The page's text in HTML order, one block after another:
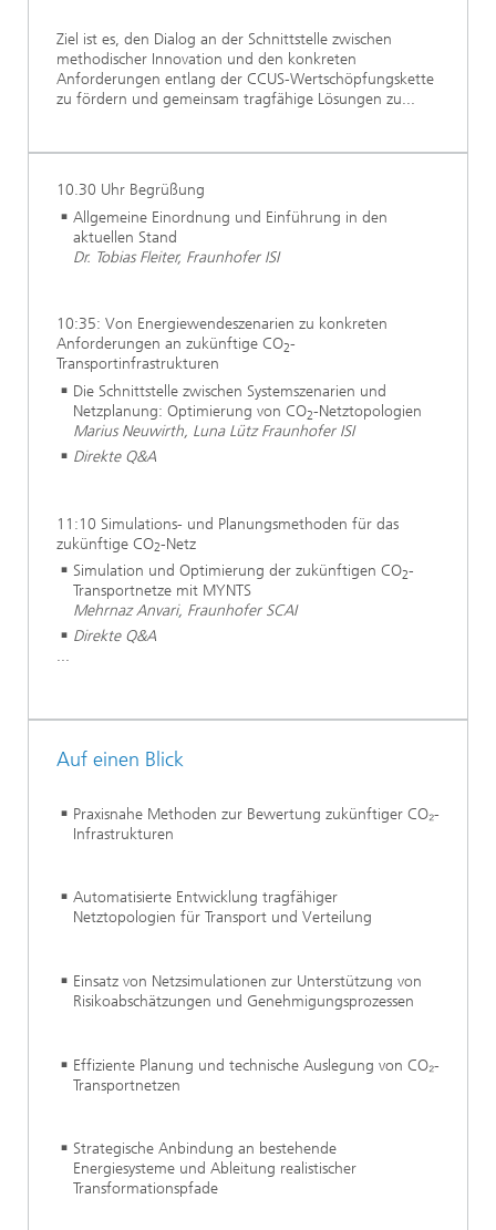
Ziel ist es, den Dialog an der Schnittstelle zwischen
methodischer Innovation und den konkreten
Anforderungen entlang der CCUS-Wertschöpfungskette
zu fördern und gemeinsam tragfähige Lösungen zu...
10.30 Uhr Begrüßung
Allgemeine Einordnung und Einführung in den
aktuellen Stand
Dr. Tobias Fleiter, Fraunhofer ISI
10:35: Von Energiewendeszenarien zu konkreten
Anforderungen an zukünftige CO2-
Transportinfrastrukturen
Die Schnittstelle zwischen Systemszenarien und
Netzplanung: Optimierung von CO2-Netztopologien
Marius Neuwirth, Luna Lütz Fraunhofer ISI
Direkte Q&A
11:10 Simulations- und Planungsmethoden für das
zukünftige CO2-Netz
Simulation und Optimierung der zukünftigen CO2-
Transportnetze mit MYNTS
Mehrnaz Anvari, Fraunhofer SCAI
Direkte Q&A
...
Auf einen Blick
Praxisnahe Methoden zur Bewertung zukünftiger CO₂-
Infrastrukturen
Automatisierte Entwicklung tragfähiger
Netztopologien für Transport und Verteilung
Einsatz von Netzsimulationen zur Unterstützung von
Risikoabschätzungen und Genehmigungsprozessen
Effiziente Planung und technische Auslegung von CO₂-
Transportnetzen
Strategische Anbindung an bestehende
Energiesysteme und Ableitung realistischer
Transformationspfade